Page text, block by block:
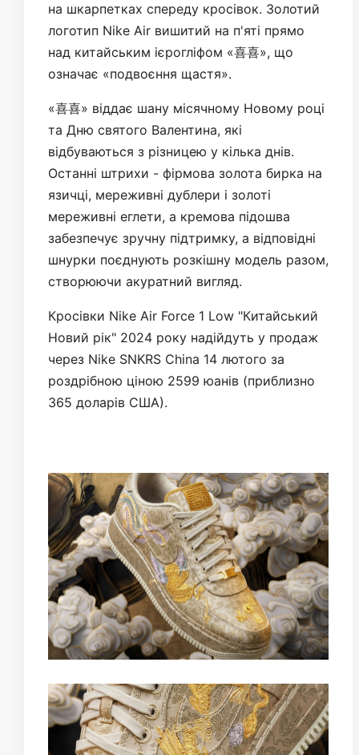
на шкарпетках спереду кросівок. Золотий
логотип Nike Air вишитий на п'яті прямо
над китайським ієрогліфом «喜喜», що
означає «подвоєння щастя».
«喜喜» віддає шану місячному Новому році
та Дню святого Валентина, які
відбуваються з різницею у кілька днів.
Останні штрихи - фірмова золота бирка на
язичці, мереживні дублери і золоті
мереживні еглети, а кремова підошва
забезпечує зручну підтримку, а відповідні
шнурки поєднують розкішну модель разом,
створюючи акуратний вигляд.
Кросівки Nike Air Force 1 Low "Китайський
Новий рік" 2024 року надійдуть у продаж
через Nike SNKRS China 14 лютого за
роздрібною ціною 2599 юанів (приблизно
365 доларів США).